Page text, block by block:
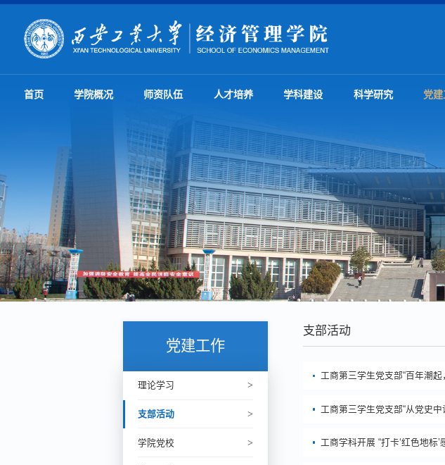
首页 学院概况 师资队伍 人才培养 学科建设 科学研究 党
党建工作
理论学习
支部活动
学院党校
支部活动
工商第三学生党支部“百年潮
工商第三学生党支部“从党史
工商学科开展 “打卡‘红色地标